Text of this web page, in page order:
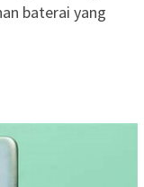
baterai yang